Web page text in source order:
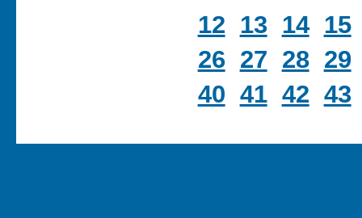
12 13 14 15
26 27 28 29
40 41 42 43